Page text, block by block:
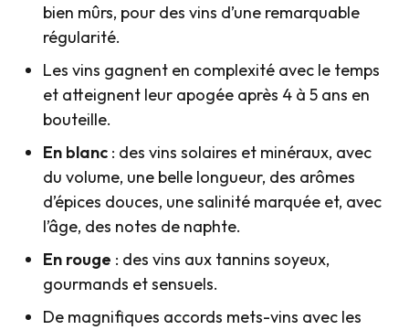
bien mûrs, pour des vins d’une remarquable
régularité.
Les vins gagnent en complexité avec le temps
et atteignent leur apogée après 4 à 5 ans en
bouteille.
En blanc : des vins solaires et minéraux, avec
du volume, une belle longueur, des arômes
d’épices douces, une salinité marquée et, avec
l’âge, des notes de naphte.
En rouge : des vins aux tannins soyeux,
gourmands et sensuels.
De magnifiques accords mets-vins avec les